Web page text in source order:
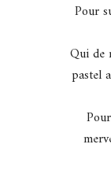
Pour
Qui de
pastel